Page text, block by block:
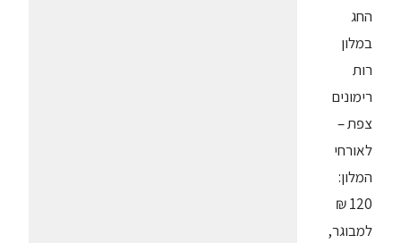
החג
במלון
רות
רימונים
צפת –
לאורחי
המלון:
120 ₪
למבוגר,